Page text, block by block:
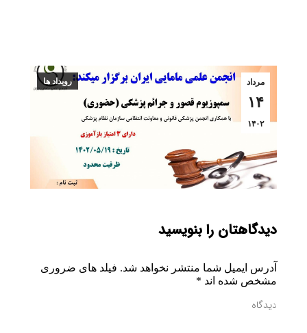
مرداد
۱۴
۱۴۰۲
رویداد ها
دیدگاهتان را بنویسید
آدرس ایمیل شما منتشر نخواهد شد. فیلد های ضروری
مشخص شده اند *
دیدگاه